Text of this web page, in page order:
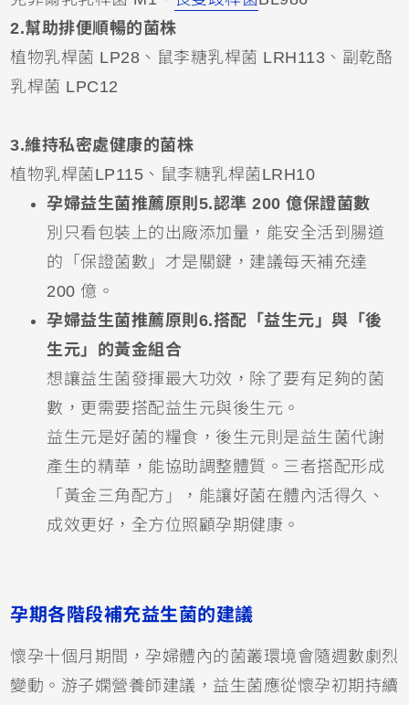
2.幫助排便順暢的菌株
植物乳桿菌 LP28、鼠李糖乳桿菌 LRH113、副乾酪
乳桿菌 LPC12
3.維持私密處健康的菌株
植物乳桿菌LP115、鼠李糖乳桿菌LRH10
孕婦益生菌推薦原則5.認準 200 億保證菌數
別只看包裝上的出廠添加量，能安全活到腸道
的「保證菌數」才是關鍵，建議每天補充達
200 億。
孕婦益生菌推薦原則6.搭配「益生元」與「後
生元」的黃金組合
想讓益生菌發揮最大功效，除了要有足夠的菌
數，更需要搭配益生元與後生元。
益生元是好菌的糧食，後生元則是益生菌代謝
產生的精華，能協助調整體質。三者搭配形成
「黃金三角配方」，能讓好菌在體內活得久、
成效更好，全方位照顧孕期健康。
孕期各階段補充益生菌的建議
懷孕十個月期間，孕婦體內的菌叢環境會隨週數劇烈
變動。游子嫻營養師建議，益生菌應從懷孕初期持續